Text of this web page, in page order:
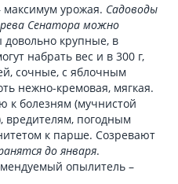
урожая. Садоводы
Сенатора можно
довольно крупные, в
набрать вес и в 300 г,
сочные, с яблочным
нежно-кремовая, мягкая.
к болезням (мучнистой
вредителям, погодным
к парше. Созревают
до января.
опылитель –